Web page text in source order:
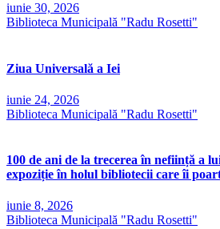
iunie 30, 2026
Biblioteca Municipală "Radu Rosetti"
Ziua Universală a Iei
iunie 24, 2026
Biblioteca Municipală "Radu Rosetti"
100 de ani de la trecerea în neființă a
expoziție în holul bibliotecii care îi
iunie 8, 2026
Biblioteca Municipală "Radu Rosetti"